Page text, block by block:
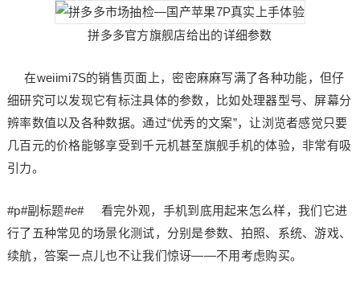
拼多多官方旗舰店给出的详细参数
在weiimi7S的销售页面上，密密麻麻写满了各种功能，但仔
细研究可以发现它有标注具体的参数，比如处理器型号、屏幕分
辨率数值以及各种数据。通过“优秀的文案”，让浏览者感觉只要
几百元的价格能够享受到千元机甚至旗舰手机的体验，非常有吸
引力。
#p#副标题#e# 看完外观，手机到底用起来怎么样，我们它进
行了五种常见的场景化测试，分别是参数、拍照、系统、游戏、
续航，答案一点儿也不让我们惊讶——不用考虑购买。